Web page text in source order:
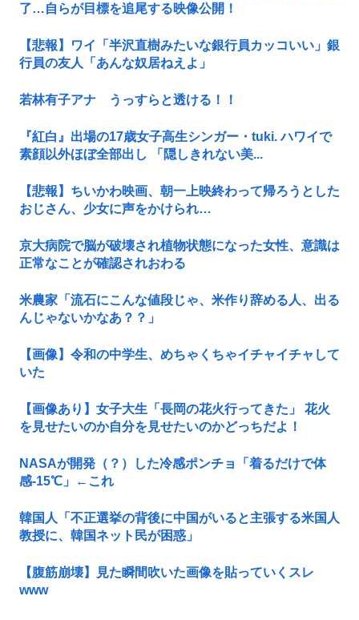
了…自らが目標を追尾する映像公開！
【悲報】ワイ「半沢直樹みたいな銀行員カッコいい」銀
行員の友人「あんな奴居ねえよ」
若林有子アナ うっすらと透ける！！
『紅白』出場の17歳女子高生シンガー・tuki. ハワイで
素顔以外ほぼ全部出し 「隠しきれない美...
【悲報】ちいかわ映画、朝一上映終わって帰ろうとした
おじさん、少女に声をかけられ…
京大病院で脳が破壊され植物状態になった女性、意識は
正常なことが確認されおわる
米農家「流石にこんな値段じゃ、米作り辞める人、出る
んじゃないかなあ？？」
【画像】令和の中学生、めちゃくちゃイチャイチャして
いた
【画像あり】女子大生「長岡の花火行ってきた」 花火
を見せたいのか自分を見せたいのかどっちだよ！
NASAが開発（？）した冷感ポンチョ「着るだけで体
感-15℃」←これ
韓国人「不正選挙の背後に中国がいると主張する米国人
教授に、韓国ネット民が困惑」
【腹筋崩壊】見た瞬間吹いた画像を貼っていくスレ
www